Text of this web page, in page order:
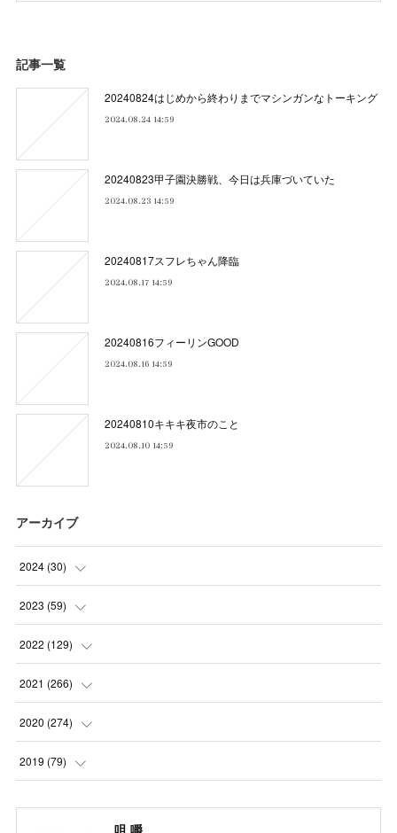
記事一覧
20240824はじめから終わりまでマシンガンなトーキング
2024.08.24 14:59
20240823甲子園決勝戦、今日は兵庫づいていた
2024.08.23 14:59
20240817スフレちゃん降臨
2024.08.17 14:59
20240816フィーリンGOOD
2024.08.16 14:59
20240810キキキ夜市のこと
2024.08.10 14:59
アーカイブ
2024 (30)
(5
(4)
(5)
(1)
2023 (59)
(4)
(2)
(8)
(9
2022 (129)
(5)
(7)
(11
2021 (266)
(23
(22 )
2020 (274)
(21 )
2019 (79)
咀 嚼